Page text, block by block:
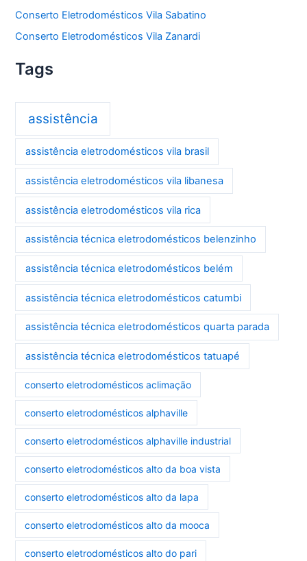
Conserto Eletrodomésticos Vila Sabatino
Conserto Eletrodomésticos Vila Zanardi
Tags
assistência
assistência eletrodomésticos vila brasil
assistência eletrodomésticos vila libanesa
assistência eletrodomésticos vila rica
assistência técnica eletrodomésticos belenzinho
assistência técnica eletrodomésticos belém
assistência técnica eletrodomésticos catumbi
assistência técnica eletrodomésticos quarta parada
assistência técnica eletrodomésticos tatuapé
conserto eletrodomésticos aclimação
conserto eletrodomésticos alphaville
conserto eletrodomésticos alphaville industrial
conserto eletrodomésticos alto da boa vista
conserto eletrodomésticos alto da lapa
conserto eletrodomésticos alto da mooca
conserto eletrodomésticos alto do pari